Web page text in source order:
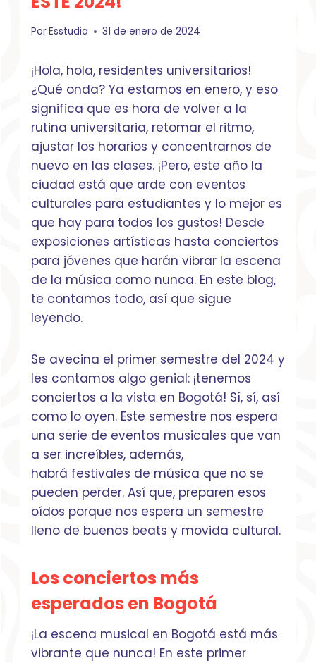
PorEsstudia 31 de enero de 2024
¡Hola, hola, residentes universitarios!
¿Qué onda? Ya estamos en enero, y eso
significa que es hora de volver a la
rutina universitaria, retomar el ritmo,
ajustar los horarios y concentrarnos de
nuevo en las clases. ¡Pero, este año la
ciudad está que arde con eventos
culturales para estudiantes y lo mejor es
que hay para todos los gustos! Desde
exposiciones artísticas hasta conciertos
para jóvenes que harán vibrar la escena
de la música como nunca. En este blog,
te contamos todo, así que sigue
leyendo.
Se avecina el primer semestre del 2024 y
les contamos algo genial: ¡tenemos
conciertos a la vista en Bogotá! Sí, sí, así
como lo oyen. Este semestre nos espera
una serie de eventos musicales que van
a ser increíbles, además,
habrá festivales de música que no se
pueden perder. Así que, preparen esos
oídos porque nos espera un semestre
lleno de buenos beats y movida cultural.
Los conciertos más
esperados en Bogotá
¡La escena musical en Bogotá está más
vibrante que nunca! En este primer